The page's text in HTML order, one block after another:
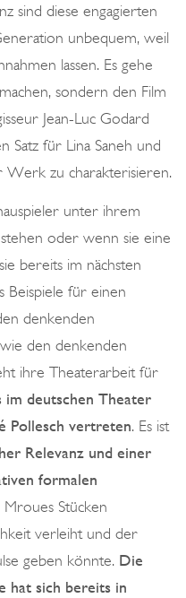
sind diese engagierten
unbequem, weil
lassen. Es gehe
sondern den Film
Jean-Luc Godard
Satz für Lina Saneh und
Werk zu charakterisieren.
unter ihrem
oder wenn sie eine
bereits im nächsten
Beispiele für einen
denkenden
den denkenden
ihre Theaterarbeit für
deutschen Theater
Pollesch vertreten. Es ist
Relevanz und einer
formalen
Mroues Stücken
verleiht und der
geben könnte. Die
hat sich bereits in